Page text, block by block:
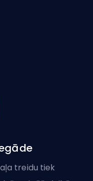
treidu tiek